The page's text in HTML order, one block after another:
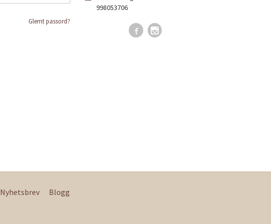
Glemt passord?
998053706
Nyhetsbrev Blogg